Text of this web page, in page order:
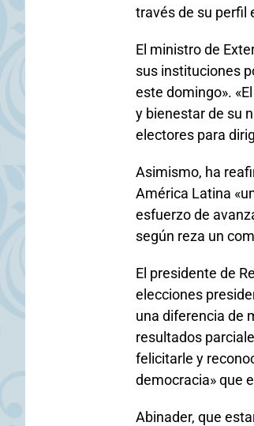
través de su perfil
El ministro de
sus instituciones
este domingo».
y bienestar de su
electores para
Asimismo, ha
América Latina
esfuerzo de
según reza un
El presidente de
elecciones
una diferencia de
resultados
felicitarle y
democracia» que
Abinader, que